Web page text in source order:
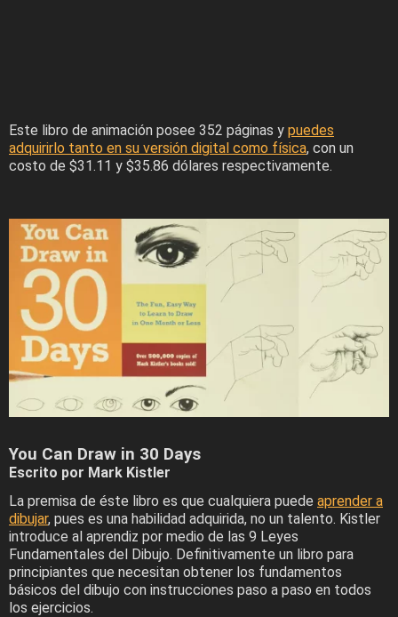
Este libro de animación posee 352 páginas y puedes
adquirirlo tanto en su versión digital como física, con un
costo de $31.11 y $35.86 dólares respectivamente.
You Can Draw in 30 Days
Escrito por Mark Kistler
La premisa de éste libro es que cualquiera puede aprender a
dibujar, pues es una habilidad adquirida, no un talento. Kistler
introduce al aprendiz por medio de las 9 Leyes
Fundamentales del Dibujo. Definitivamente un libro para
principiantes que necesitan obtener los fundamentos
básicos del dibujo con instrucciones paso a paso en todos
los ejercicios.